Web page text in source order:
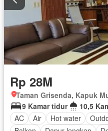
Rp 28M
9 Kamar tidur
10,5
AC
Air Hot water